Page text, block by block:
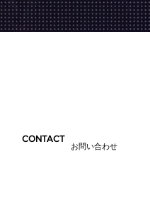
お問い合わせ
CONTACT